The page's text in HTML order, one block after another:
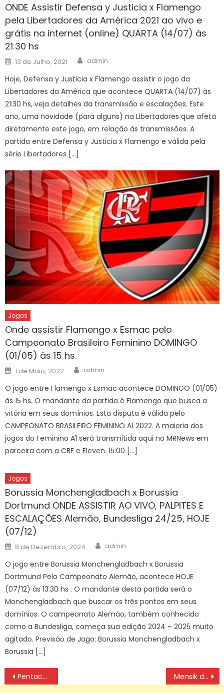
ONDE Assistir Defensa y Justicia x Flamengo
pela Libertadores da América 2021 ao vivo e
grátis na internet (online) QUARTA (14/07) às
21:30 hs
Posted
on
13 de Julho, 2021 Author
admin
Hoje, Defensa y Justicia x Flamengo assistir o jogo da
Libertadores da América que acontece QUARTA (14/07) às
21:30 hs, veja detalhes da transmissão e escalações. Este
ano, uma novidade (para alguns) na Libertadores que afeta
diretamente este jogo, em relação às transmissões. A
partida entre Defensa y Justicia x Flamengo e válida pela
série Libertadores […]
Jogos
Onde assistir Flamengo x Esmac pelo
Campeonato Brasileiro Feminino DOMINGO
(01/05) às 15 hs.
Posted
on
1 de Maio, 2022 Author
admin
O jogo entre Flamengo x Esmac acontece DOMINGO (01/05)
às 15 hs. O mandante da partida é Flamengo que busca a
vitória em seus domínios. Esta disputa é válida pelo
CAMPEONATO BRASILEIRO FEMININO A1 2022. A maioria dos
jogos do Feminino A1 será transmitida aqui no MRNews em
parceira com a CBF e Eleven. 15:00 […]
Jogos
Borussia Monchengladbach x Borussia
Dortmund ONDE ASSISTIR AO VIVO, PALPITES E
ESCALAÇÕES Alemão, Bundesliga 24/25, HOJE
(07/12)
Posted
on
8 de Dezembro, 2024 Author
admin
O jogo entre Borussia Monchengladbach x Borussia
Dortmund Pelo Campeonato Alemão, acontece HOJE
(07/12) às 13:30 hs . O mandante desta partida será o
Monchengladbach que buscar os três pontos em seus
domínios. O campeonato Alemão, também conhecido
como a Bundesliga, começa sua edição 2024 – 2025 muito
agitado. Previsão de Jogo: Borussia Monchengladbach x
Borussia […]
Navegação
Pentacampeão com a seleção, Felipão é homenageado na Granja Comary Mensik derruba João Fonseca nas quartas em Roland Garros: 3 a 0